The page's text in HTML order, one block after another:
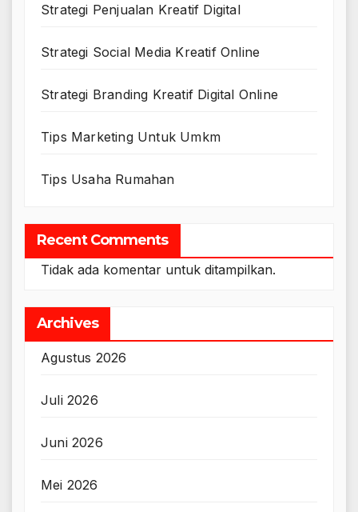
Strategi Penjualan Kreatif Digital
Strategi Social Media Kreatif Online
Strategi Branding Kreatif Digital Online
Tips Marketing Untuk Umkm
Tips Usaha Rumahan
Recent Comments
Tidak ada komentar untuk ditampilkan.
Archives
Agustus 2026
Juli 2026
Juni 2026
Mei 2026